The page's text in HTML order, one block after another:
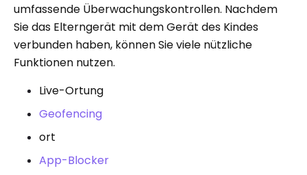
umfassende Überwachungskontrollen. Nachdem
Sie das Elterngerät mit dem Gerät des Kindes
verbunden haben, können Sie viele nützliche
Funktionen nutzen.
Live-Ortung
Geofencing
ort
App-Blocker